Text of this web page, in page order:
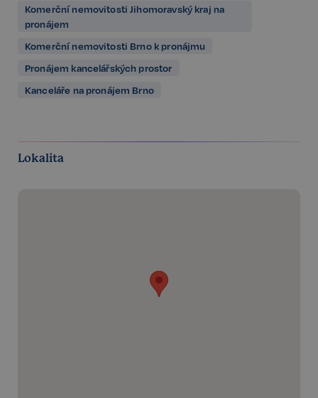
Komerční nemovitosti Jihomoravský kraj na
pronájem
Komerční nemovitosti Brno k pronájmu
Pronájem kancelářských prostor
Kanceláře na pronájem Brno
Lokalita